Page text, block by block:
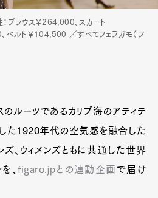
Magazine
About
ラウス￥264,000、スカート
ベルト￥104,500 ／すべてフェラガモ（フ
のルーツであるカリブ海のアティテ
した1920年代の空気感を融合した
ズ、ウィメンズともに共通した世界
、figaro.jpとの連動企画 で届け